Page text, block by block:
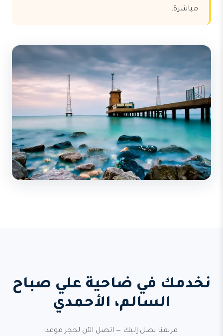
مباشرة.
نخدمك في ضاحية علي صباح
السالم، الأحمدي
فريقنا يصل إليك — اتصل الآن لحجز موعد